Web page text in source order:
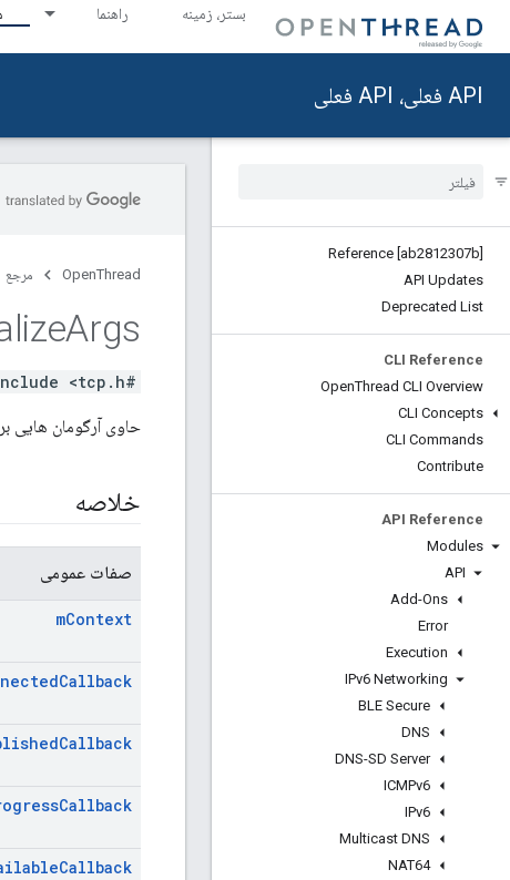
بستر، زمینه راهنما
API فعلی، API فعلی
Reference [ab2812307b]
API Updates
Deprecated List
CLI Reference
OpenThread CLI Overview
CLI Concepts
CLI Commands
Contribute
API Reference
Modules
API
Add-Ons
Error
Execution
IPv6 Networking
BLE Secure
DNS
DNS-SD Server
ICMPv6
IPv6
Multicast DNS
NAT64
OpenThread مرجع
Args
#include <tcp.h>
حاوی آرگومان هایی
خلاصه
صفات عمومی
mContext
Callback
Callback
Callback
Callback